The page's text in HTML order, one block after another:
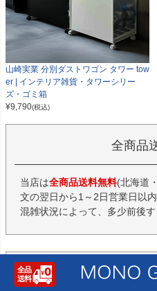
山崎実業 分別ダストワゴン タワー tow
er | インテリア雑貨・タワーシリー
ズ・ゴミ箱
¥9,790(税込)
全商品
当店は全商品送料無料(北海道
文の翌日から1～2日営業日以
混雑状況によって、多少前後す
返品・交